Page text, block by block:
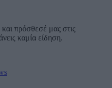
πρόσθεσέ μας στις
καμία είδηση.